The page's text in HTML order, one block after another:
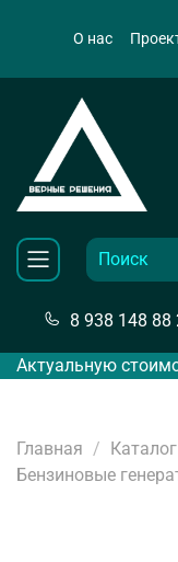
О нас
8 938 148 88
Актуальную
Главная Каталог
Бензиновые